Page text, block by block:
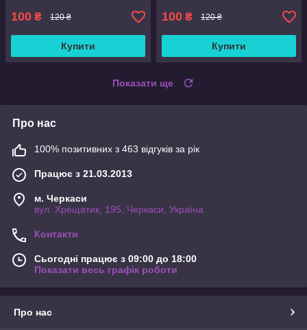
100 ₴ 120 ₴
Купити
100 ₴ 120 ₴
Купити
Показати ще
Про нас
100% позитивних з 463 відгуків за рік
Працює з 21.03.2013
м. Черкаси
вул. Хрещатик, 195, Черкаси, Україна
Контакти
Сьогодні працює з 09:00 до 18:00
Показати весь графік роботи
Про нас